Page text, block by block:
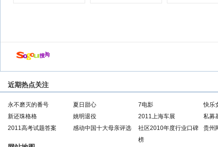
近期热点关注
永不磨灭的番号 夏日甜心 7电影
快乐
新还珠格格
姚明退役 2011上海车展
私募
2011高考试题答案
感动中国十大母亲评选
社区2010年度行业口碑
榜
贵州